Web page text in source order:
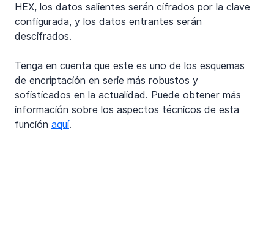
HEX, los datos salientes serán cifrados por la clave
configurada, y los datos entrantes serán
descifrados.
Tenga en cuenta que este es uno de los esquemas
de encriptación en serie más robustos y
sofisticados en la actualidad. Puede obtener más
información sobre los aspectos técnicos de esta
función aquí.